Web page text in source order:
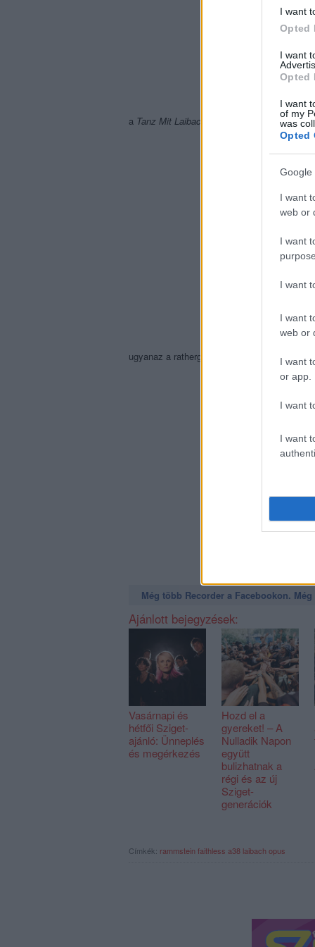
I want
Opted
I want
Opted
I want
of my
was
Opted
Google
I want
web or
I want
I want
I want
web or
I want
or app.
I want
I want
a Tanz Mit Laibach című saját szerzemény
ugyanaz a rathergood.com macskás
Még több Recorder a Facebookon.
Ajánlott bejegyzések:
Vasárnapi és
hétfői Sziget-
ajánló: Ünneplés
és megérkezés
Hozd el a
gyereket! – A
Nulladik Napon
együtt
bulizhatnak a
régi és az új
Sziget-
generációk
Címkék: rammstein faithless a38 laibach opus